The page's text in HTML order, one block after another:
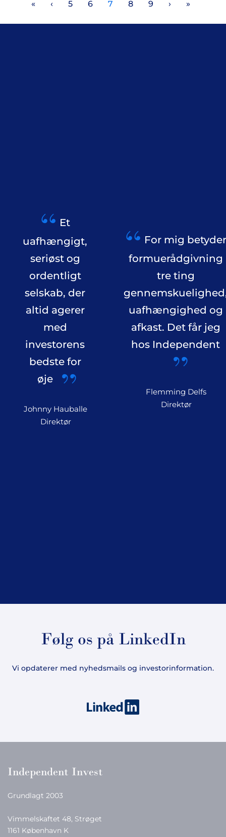
« ‹ 5 6 7 8 9 › »
Et
uafhængigt,
seriøst og
ordentligt
selskab, der
altid agerer
med
investorens
bedste for
øje
Johnny Hauballe
Direktør
For mig betyder
formuerådgivning
tre ting
uafhængighed og
afkast. Det får jeg
hos Independent
Flemming Delfs
Direktør
Følg os på LinkedIn
Vi opdaterer med nyhedsmails og investorinformation.
Independent Invest
Grundlagt 2003
Vimmelskaftet 48, Strøget
1161 København K